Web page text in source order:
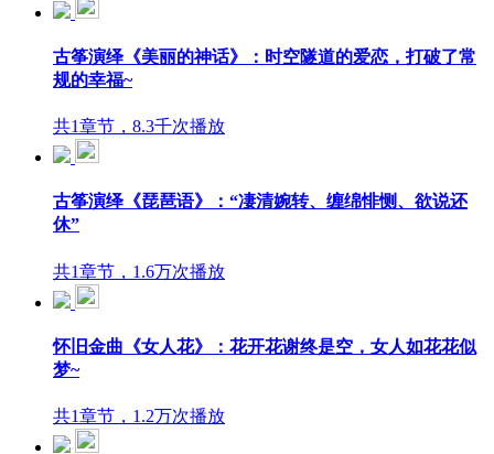
古筝演绎《美丽的神话》：时空隧道的爱恋，打破了常
规的幸福~
共1章节，8.3千次播放
古筝演绎《琵琶语》：“凄清婉转、缠绵悱恻、欲说还
休”
共1章节，1.6万次播放
怀旧金曲《女人花》：花开花谢终是空，女人如花花似
梦~
共1章节，1.2万次播放